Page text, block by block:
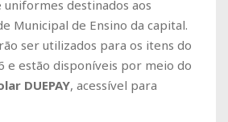
destinados aos
Municipal de Ensino da capital.
ser utilizados para os itens do
e estão disponíveis por meio do
DUEPAY, acessível para